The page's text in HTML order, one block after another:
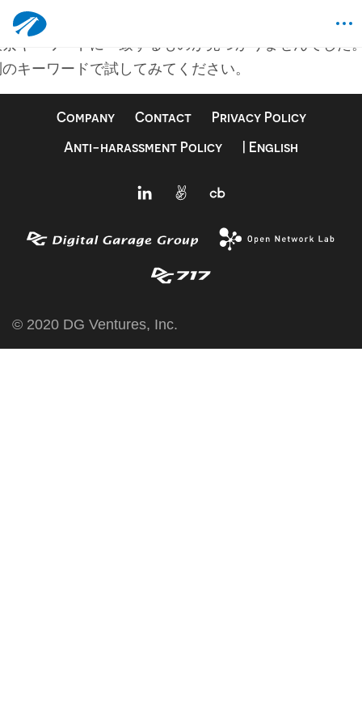
も見つかりませんでした
キーワードに一致するものが見つかりませんでした
キーワードで試してみてください。
Company Contact
Privacy Policy
Anti-harassment Policy
| English
© 2020 DG Ventures, Inc.